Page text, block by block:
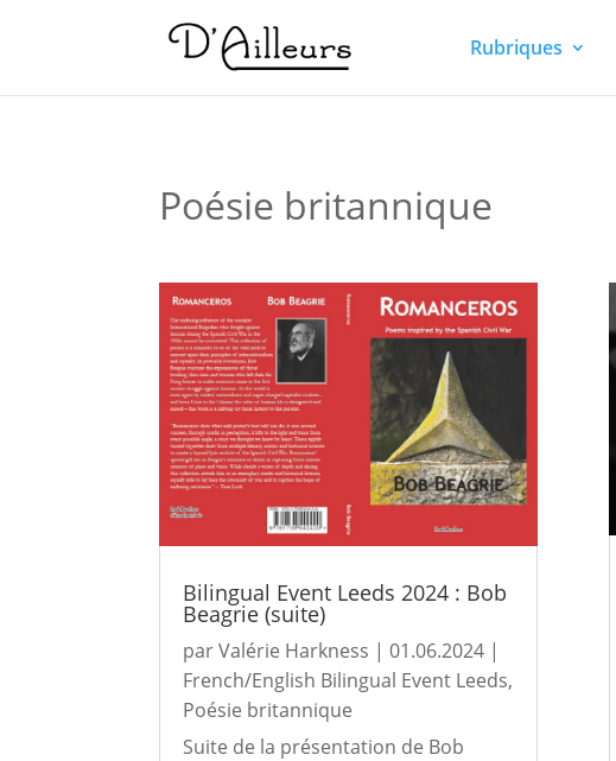
Rubriques
Poésie britannique
Bilingual Event Leeds 2024 : Bob
Beagrie (suite)
parValérie Harkness |01.06.2024 |
French/English Bilingual Event Leeds,
Poésie britannique
Suite de la présentation de Bob